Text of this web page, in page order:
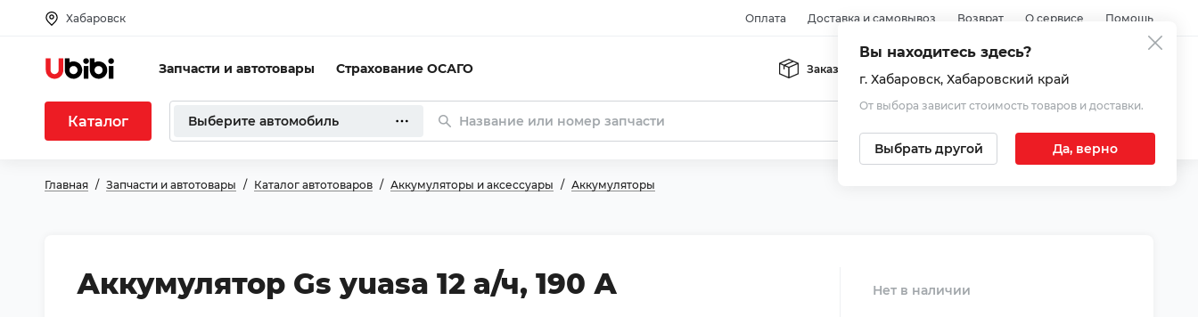
Хабаровск Оплата Доставка и самовывоз Возврат О сервисе Помощь
Запчасти и автотовары Страхование ОСАГО Заказы
Каталог Выберите автомобиль
Главная Запчасти и автотовары Каталог автотоваров Аккумуляторы и аксессуары Аккумуляторы
Аккумулятор Gs yuasa 12 а/ч, 190 А Нет в наличии
Вы находитесь здесь?
г. Хабаровск, Хабаровский край
От выбора зависит стоимость товаров и доставки.
Выбрать другой Да, верно